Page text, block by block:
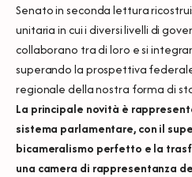
Senato in seconda lettura
unitaria in cui i diversi livelli di
collaborano tra di loro e si
superando la prospettiva
regionale della nostra forma di
La principale novità è
sistema parlamentare, con il
bicameralismo perfetto e la
una camera di rappresentanza